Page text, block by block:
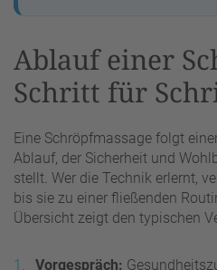
Ablauf einer
Schritt für
Eine Schröpfmassage folgt
Ablauf, der Sicherheit und
stellt. Wer die Technik erlernt,
bis sie zu einer fließenden
Übersicht zeigt den typischen
Vorgespräch: